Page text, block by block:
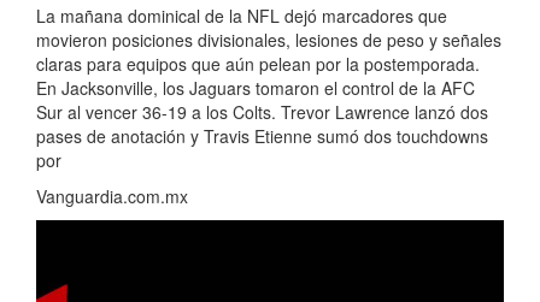
La mañana dominical de la NFL dejó marcadores que
movieron posiciones divisionales, lesiones de peso y señales
claras para equipos que aún pelean por la postemporada.
En Jacksonville, los Jaguars tomaron el control de la AFC
Sur al vencer 36-19 a los Colts. Trevor Lawrence lanzó dos
pases de anotación y Travis Etienne sumó dos touchdowns
por
Vanguardia.com.mx